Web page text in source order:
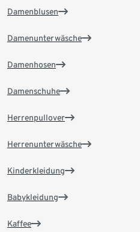
Damenblusen
Damenunterwäsche
Damenhosen
Damenschuhe
Herrenpullover
Herrenunterwäsche
Kinderkleidung
Babykleidung
Kaffee